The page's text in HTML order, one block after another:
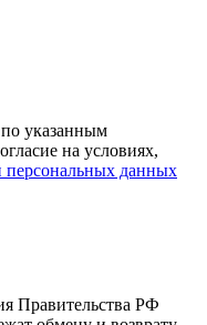
указанным
на условиях,
персональных данных
Правительства РФ